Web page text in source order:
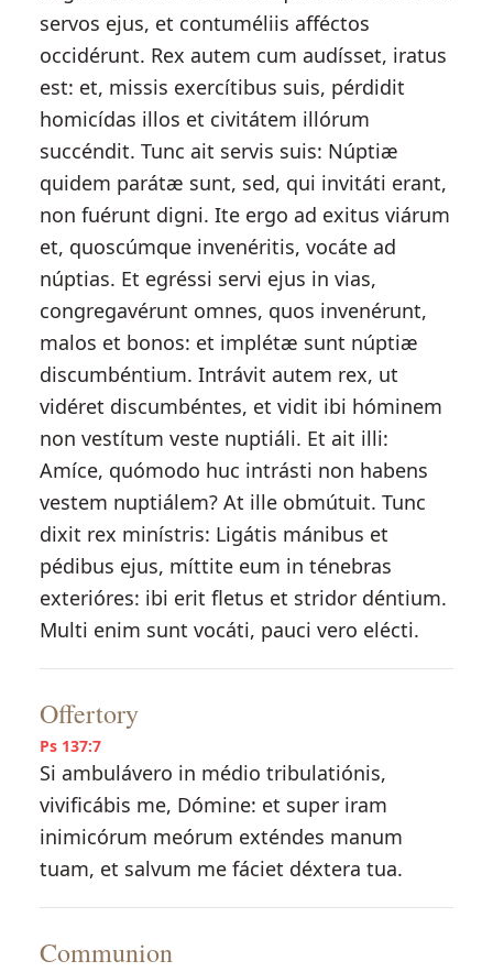
servos ejus, et contuméliis afféctos
occidérunt. Rex autem cum audísset, iratus
est: et, missis exercítibus suis, pérdidit
homicídas illos et civitátem illórum
succéndit. Tunc ait servis suis: Núptiæ
quidem parátæ sunt, sed, qui invitáti erant,
non fuérunt digni. Ite ergo ad exitus viárum
et, quoscúmque invenéritis, vocáte ad
núptias. Et egréssi servi ejus in vias,
congregavérunt omnes, quos invenérunt,
malos et bonos: et implétæ sunt núptiæ
discumbéntium. Intrávit autem rex, ut
vidéret discumbéntes, et vidit ibi hóminem
non vestítum veste nuptiáli. Et ait illi:
Amíce, quómodo huc intrásti non habens
vestem nuptiálem? At ille obmútuit. Tunc
dixit rex minístris: Ligátis mánibus et
pédibus ejus, míttite eum in ténebras
exterióres: ibi erit fletus et stridor déntium.
Multi enim sunt vocáti, pauci vero elécti.
Offertory
Ps 137:7
Si ambulávero in médio tribulatiónis,
vivificábis me, Dómine: et super iram
inimicórum meórum exténdes manum
tuam, et salvum me fáciet déxtera tua.
Communion